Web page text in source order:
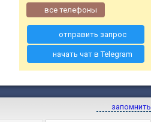
все телефоны
отправить запрос
начать чат в Telegram
запомнить